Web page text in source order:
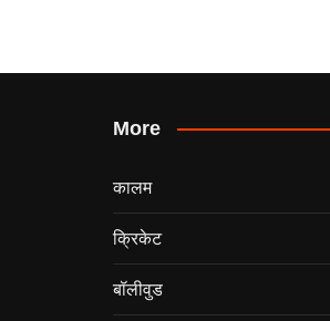
More
कालम
क्रिकेट
बॉलीवुड